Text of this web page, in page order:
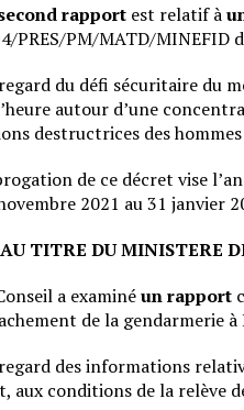
rapport est relatif à
PRES/PM/MATD/MINEFID
du défi sécuritaire du
autour d’une
destructrices des
de ce décret vise
2021 au 31 janvier
TITRE DU MINISTERE
a examinéun rapport
de la gendarmerie
des informations
aux conditions de la relève